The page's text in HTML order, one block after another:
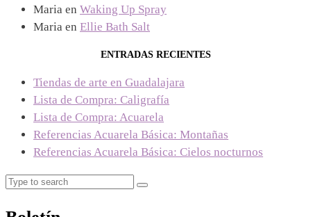
Maria en Waking Up Spray
Maria en Ellie Bath Salt
ENTRADAS RECIENTES
Tiendas de arte en Guadalajara
Lista de Compra: Caligrafía
Lista de Compra: Acuarela
Referencias Acuarela Básica: Montañas
Referencias Acuarela Básica: Cielos nocturnos
Search
Search